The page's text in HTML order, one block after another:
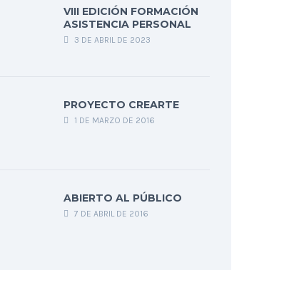
VIII EDICIÓN FORMACIÓN
ASISTENCIA PERSONAL
3 DE ABRIL DE 2023
PROYECTO CREARTE
1 DE MARZO DE 2016
ABIERTO AL PÚBLICO
7 DE ABRIL DE 2016